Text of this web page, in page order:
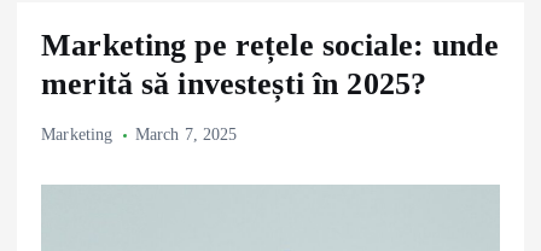
Marketing pe rețele sociale: unde
merită să investești în 2025?
Marketing March 7, 2025